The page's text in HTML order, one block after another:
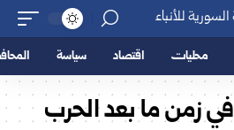
محليات اقتصاد سياسة
زمن ما بعد الحرب